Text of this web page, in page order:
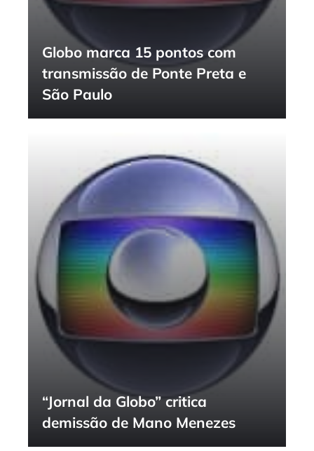
Globo marca 15 pontos com
transmissão de Ponte Preta e
São Paulo
“Jornal da Globo” critica
demissão de Mano Menezes